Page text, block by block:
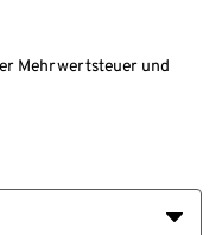
Mehrwertsteuer und